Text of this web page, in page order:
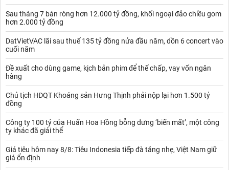
Sau tháng 7 bán ròng hơn 12.000 tỷ đồng, khối ngoại đảo chiều gom
hơn 2.000 tỷ đồng
DatVietVAC lãi sau thuế 135 tỷ đồng nửa đầu năm, dồn 6 concert vào
cuối năm
Đề xuất cho dùng game, kịch bản phim để thế chấp, vay vốn ngân
hàng
Chủ tịch HĐQT Khoáng sản Hưng Thịnh phải nộp lại hơn 1.500 tỷ
đồng
Công ty 100 tỷ của Huấn Hoa Hồng bỗng dưng ‘biến mất’, một công
ty khác đã giải thể
Giá tiêu hôm nay 8/8: Tiêu Indonesia tiếp đà tăng nhẹ, Việt Nam giữ
giá ổn định